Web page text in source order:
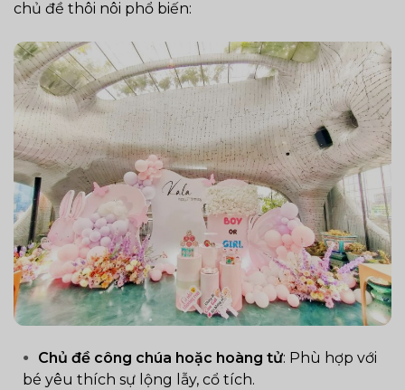
chủ đề thôi nôi phổ biến:
Chủ đề công chúa hoặc hoàng tử: Phù hợp với
bé yêu thích sự lộng lẫy, cổ tích.